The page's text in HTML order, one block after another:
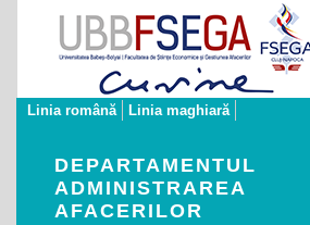
Linia română Linia maghiară
DEPARTAMENTUL
ADMINISTRAREA
AFACERILOR